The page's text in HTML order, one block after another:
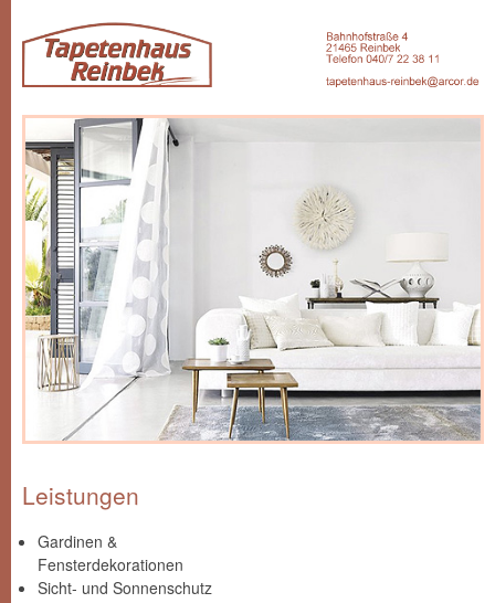
Leistungen
Gardinen &
Fensterdekorationen
Sicht- und Sonnenschutz